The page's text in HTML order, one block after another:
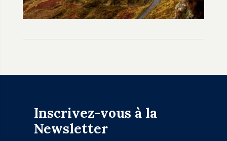
Inscrivez-vous à la
Newsletter